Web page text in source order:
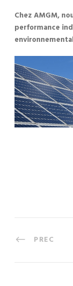
Chez AMGM,
performance
PREC